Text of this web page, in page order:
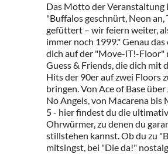
Das Motto der Veranstaltung
"Buffalos geschnürt, Neon an,
gefüttert – wir feiern weiter,
immer noch 1999." Genau
dich auf der "Move-iT!-Floor"
Guess & Friends, die dich mit
Hits der 90er auf zwei Floors
bringen. Von Ace of Base
No Angels, von Macarena bis
5 - hier findest du die
Ohrwürmer, zu denen du
stillstehen kannst. Ob du zu
mitsingst, bei "Die da!"